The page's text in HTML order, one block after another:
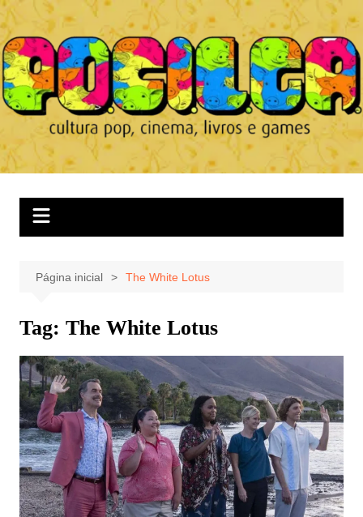
Ir
para
o
conteúdo
Página inicial The White Lotus
Tag: The White Lotus